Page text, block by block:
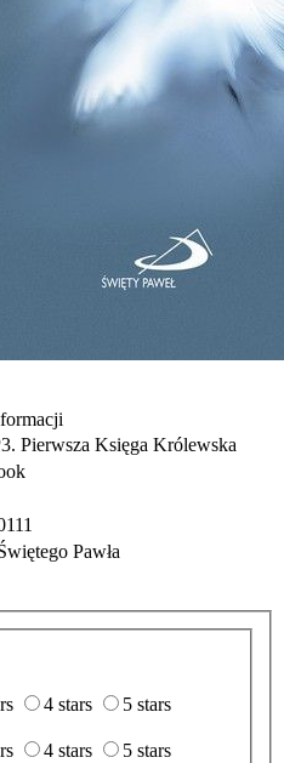
Pierwsza Księga Królewska
Pawła
4 stars
5 stars
4 stars
5 stars